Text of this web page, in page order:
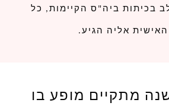
בכיתות ביה"ס הקיימות, כל
אליה הגיע.
מתקיים מופע בו